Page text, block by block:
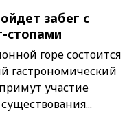
забег с
стопами
горе состоится
гастрономический
участие